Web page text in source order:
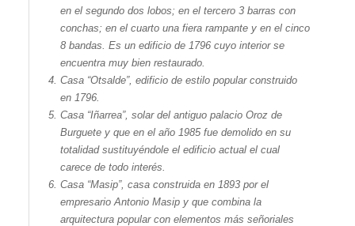
en el segundo dos lobos; en el tercero 3 barras con
conchas; en el cuarto una fiera rampante y en el cinco
8 bandas. Es un edificio de 1796 cuyo interior se
encuentra muy bien restaurado.
Casa “Otsalde”, edificio de estilo popular construido
en 1796.
Casa “Iñarrea”, solar del antiguo palacio Oroz de
Burguete y que en el año 1985 fue demolido en su
totalidad sustituyéndole el edificio actual el cual
carece de todo interés.
Casa “Masip”, casa construida en 1893 por el
empresario Antonio Masip y que combina la
arquitectura popular con elementos más señoriales